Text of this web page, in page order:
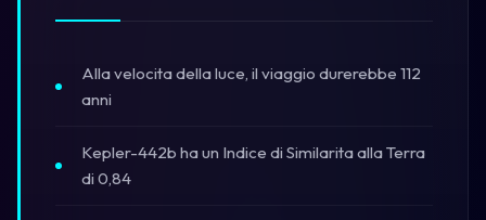
Alla velocita della luce, il viaggio durerebbe 112
anni
Kepler-442b ha un Indice di Similarita alla Terra
di 0,84